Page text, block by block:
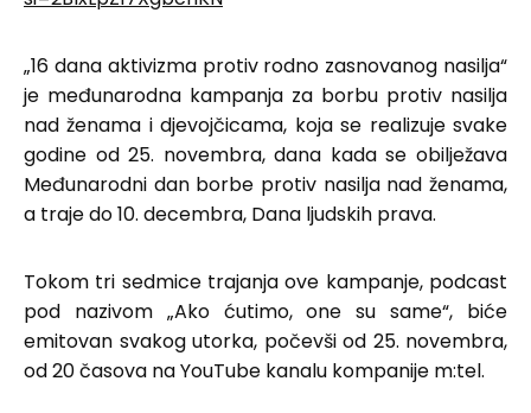
„16 dana aktivizma protiv rodno zasnovanog nasilja“
je međunarodna kampanja za borbu protiv nasilja
nad ženama i djevojčicama, koja se realizuje svake
godine od 25. novembra, dana kada se obilježava
Međunarodni dan borbe protiv nasilja nad ženama,
a traje do 10. decembra, Dana ljudskih prava.
Tokom tri sedmice trajanja ove kampanje, podcast
pod nazivom „Ako ćutimo, one su same“, biće
emitovan svakog utorka, počevši od 25. novembra,
od 20 časova na YouTube kanalu kompanije m:tel.